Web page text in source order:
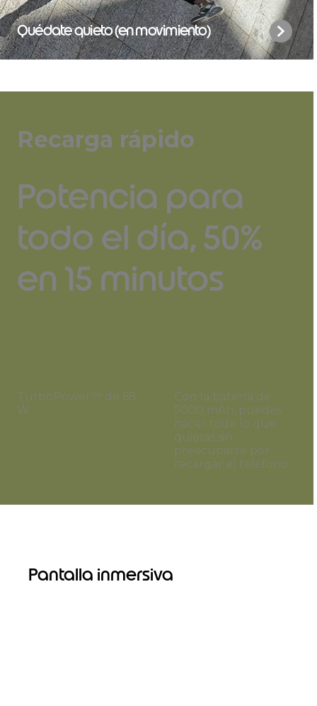
Quédate quieto (en movimiento)
Recarga rápido
Potencia para
todo el día, 50%
en 15 minutos
TurboPower™ de 68
W
Con la batería de
5000 mAh, puedes
hacer todo lo que
quieras sin
preocuparte por
recargar el teléfono.
Pantalla inmersiva